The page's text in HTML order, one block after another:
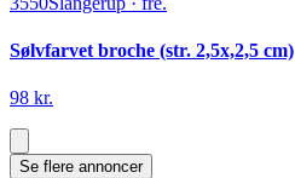
Sølvfarvet broche (str. 2,5x,2,5 cm)
98 kr.
Se flere annoncer